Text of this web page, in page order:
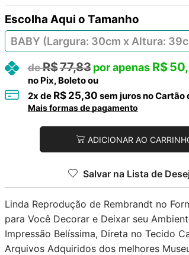
Tamanho
R$77,83 R$
no Pix, Boleto ou
2x de R$ 25,30 sem juros no Cartão
Mais formas de pagamento
ADICIONAR AO
Salvar na Lista de
Linda Reprodução de Rembrandt no
para Você Decorar e Deixar seu
Impressão Belíssima, Direta no Tecido
Arquivos Adquiridos dos melhores